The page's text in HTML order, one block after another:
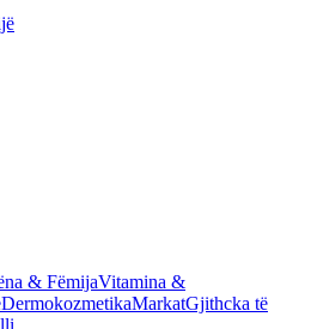
& FëmijaVitamina &
DermokozmetikaMarkatGjithcka të